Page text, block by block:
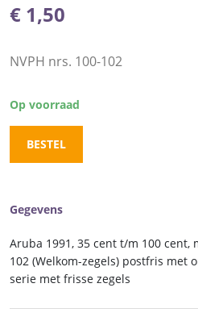
€ 1,50
NVPH nrs. 100-102
Op voorraad
BESTEL
Gegevens
Aruba 1991, 35 cent t/m 100 cent,
102 (Welkom-zegels) postfris met
serie met frisse zegels